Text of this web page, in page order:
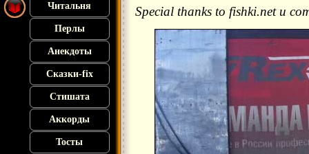
Читальня
Перлы
Анекдоты
Сказки-fix
Стишата
Аккорды
Тосты
Special thanks to fishki.net и